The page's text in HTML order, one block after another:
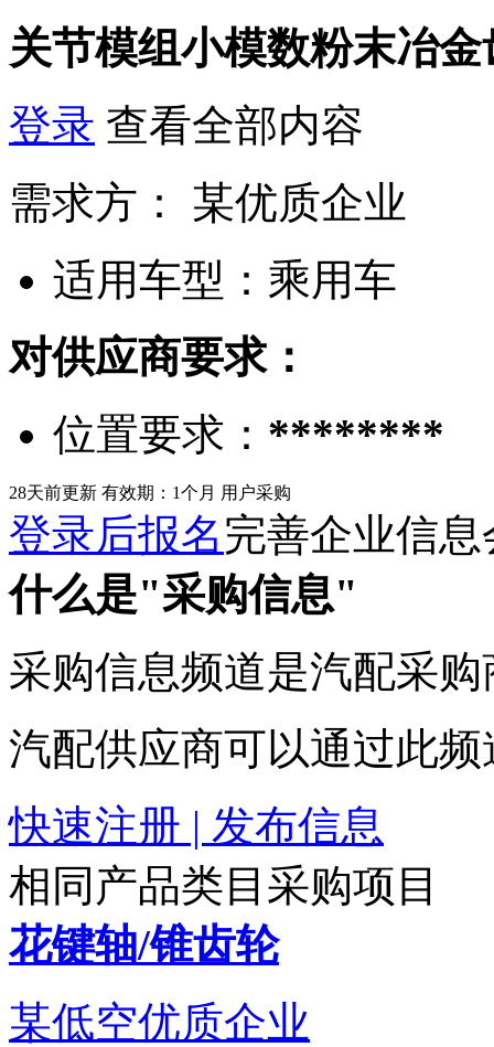
关节模组小模数粉末冶金
登录 查看全部内容
需求方：
某优质企业
适用车型： 乘用车
对供应商要求：
位置要求： ********
28天前更新 有效期：1个月 用户采购
登录后报名完善企业信
什么是"采购信息"
采购信息频道是汽配采
汽配供应商可以通过此
快速注册 | 发布信息
相同产品类目采购项目
花键轴/锥齿轮
某低空优质企业